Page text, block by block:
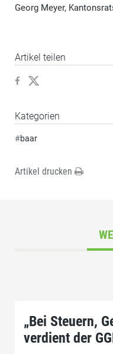
Georg Meyer,
Artikel teilen
Kategorien
#baar
Artikel drucken
„Bei Steuern,
verdient der